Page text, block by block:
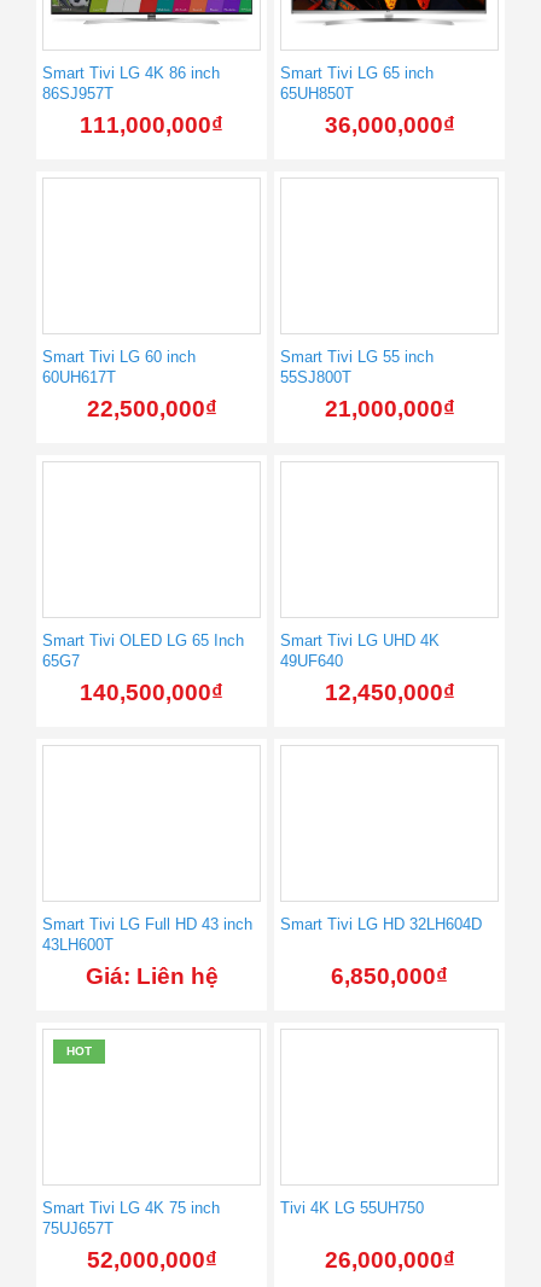
Smart Tivi LG 4K 86 inch
86SJ957T
111,000,000₫
Smart Tivi LG 65 inch
65UH850T
36,000,000₫
Smart Tivi LG 60 inch
60UH617T
22,500,000₫
Smart Tivi LG 55 inch
55SJ800T
21,000,000₫
Smart Tivi OLED LG 65 Inch
65G7
140,500,000₫
Smart Tivi LG UHD 4K
49UF640
12,450,000₫
Smart Tivi LG Full HD 43 inch
43LH600T
Giá: Liên hệ
Smart Tivi LG HD 32LH604D
6,850,000₫
HOT
Smart Tivi LG 4K 75 inch
75UJ657T
52,000,000₫
Tivi 4K LG 55UH750
26,000,000₫